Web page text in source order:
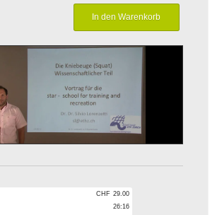
29.00
CHF
26:16